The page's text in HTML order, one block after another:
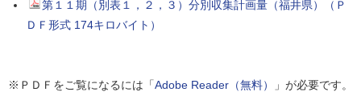
第１１期（別表１，２，３）分別収集計画量（福井県）（Ｐ
ＤＦ形式 174キロバイト）
※ＰＤＦをご覧になるには「Adobe Reader（無料） 」が必要です。